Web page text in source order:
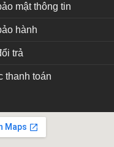
mật thông tin
hành
trả
thanh toán